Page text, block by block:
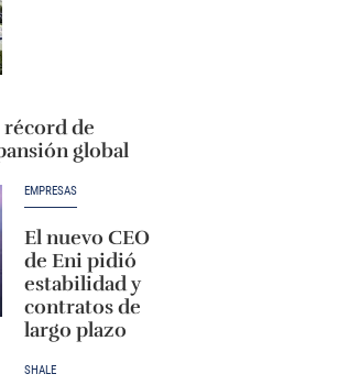
de
global
EMPRESAS
El nuevo CEO
de Eni pidió
estabilidad y
contratos de
largo plazo
SHALE